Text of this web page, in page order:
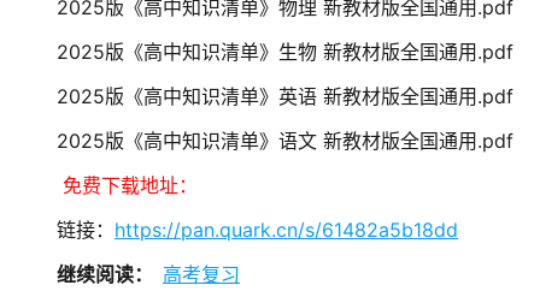
2025版《高中知识清单》物理 新教材版全国通用.pdf
2025版《高中知识清单》生物 新教材版全国通用.pdf
2025版《高中知识清单》英语 新教材版全国通用.pdf
2025版《高中知识清单》语文 新教材版全国通用.pdf
免费下载地址：
链接： https://pan.quark.cn/s/61482a5b18dd
继续阅读：
高考复习